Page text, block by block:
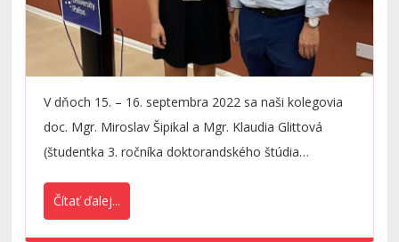
V dňoch 15. – 16. septembra 2022 sa naši kolegovia
doc. Mgr. Miroslav Šipikal a Mgr. Klaudia Glittová
(študentka 3. ročníka doktorandského štúdia
vedeckej konferencie
Čítať ďalej...